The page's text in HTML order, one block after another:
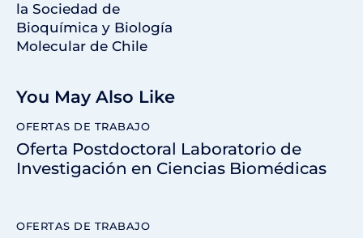
la Sociedad de
Bioquímica y Biología
Molecular de Chile
You May Also Like
OFERTAS DE TRABAJO
Oferta Postdoctoral Laboratorio de
Investigación en Ciencias Biomédicas
OFERTAS DE TRABAJO